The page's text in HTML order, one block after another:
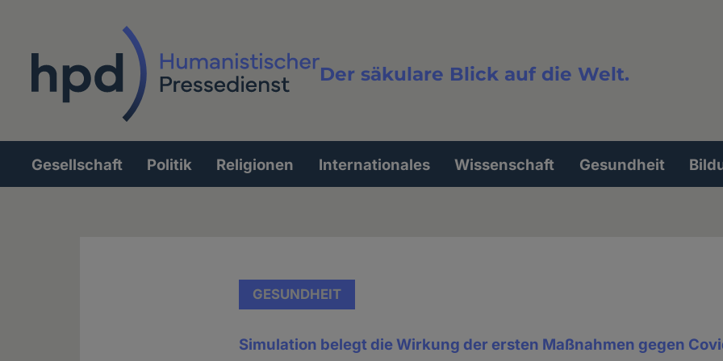
Der säkulare Blick auf die Welt.
Volltextsuche
Hauptnavigation
Gesellschaft Politik Religionen Internationales Wissenschaft Gesundheit
GESUNDHEIT
Simulation belegt die Wirkung der ersten Maßnahmen gegen